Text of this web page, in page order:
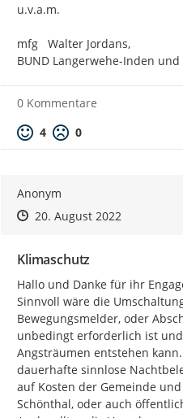
u.v.a.m.
mfg   Walter Jordans,
BUND Langerwehe-Inden und
0 Kommentare
Positive Bewertung
4 Negative Bewertung
0
Anonym
Zeitpunkt des Erstellens
Zeitpunkt des Erstellens
20. August 2022Zur
Klimaschutz
Hallo und Danke für ihr
Sinnvoll wäre die
Bewegungsmelder, oder
unbedingt erforderlich ist
Angsträumen entstehen
dauerhafte sinnlose
auf Kosten der Gemeinde
Schönthal, oder auch